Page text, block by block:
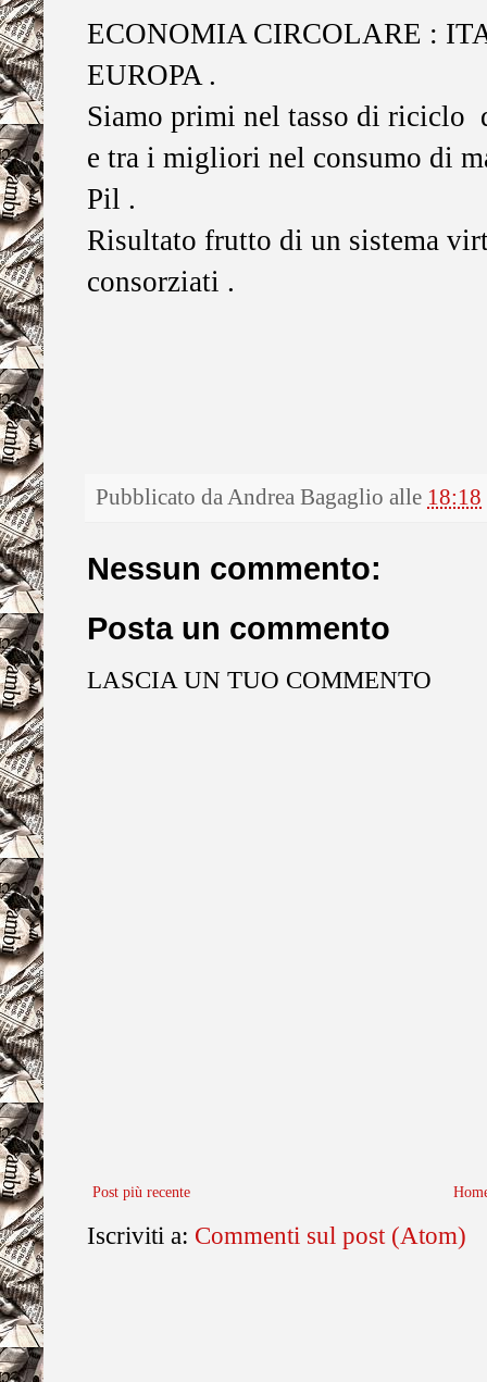
ECONOMIA CIRCOLARE :
EUROPA .
Siamo primi nel tasso di riciclo
e tra i migliori nel consumo di
Pil .
Risultato frutto di un sistema
consorziati .
Pubblicato daAndrea Bagaglio alle 18:18
Nessun commento:
Posta un commento
LASCIA UN TUO COMMENTO
Post più recente
Iscriviti a: Commenti sul post (Atom)